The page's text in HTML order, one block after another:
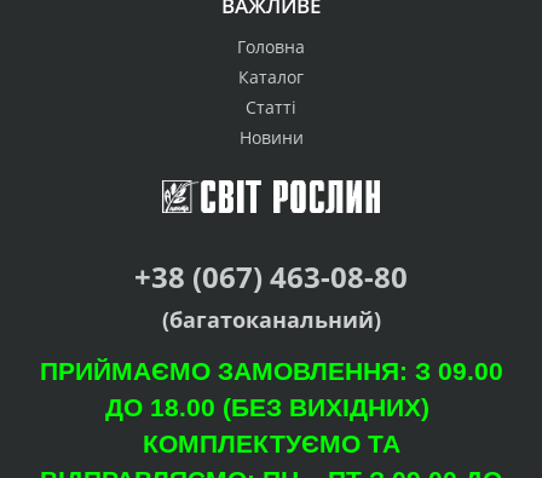
Головна
Каталог
Статті
Новини
+38 (067) 463-08-80
(багатоканальний)
ПРИЙМАЄМО ЗАМОВЛЕННЯ: З 09.00
ДО 18.00 (БЕЗ ВИХІДНИХ)
КОМПЛЕКТУЄМО ТА